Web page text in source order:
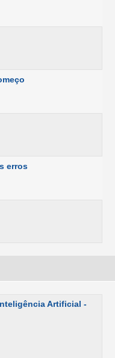
erros
Artificial -